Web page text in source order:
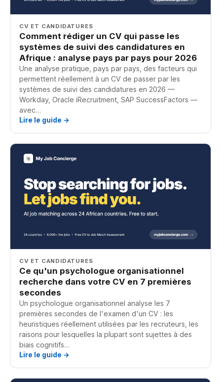
CV ET CANDIDATURES
Comment rédiger un CV qui passe les
systèmes de suivi des candidatures en
Afrique : analyse pays par pays pour 2026
Une analyse pratique, pays par pays, des facteurs qui
permettent réellement à un CV de passer par les
systèmes de suivi des candidatures en 2026 —
Workday, Oracle iRecruitment, SAP SuccessFactors —
avec…
Lire le guide →
CV ET CANDIDATURES
Ce qu'un psychologue organisationnel
recherche dans votre CV en 7 premières
secondes
Un psychologue organisationnel analyse les 7
premières secondes de l'examen d'un CV : les
heuristiques réellement utilisées par les recruteurs, les
raisons pour lesquelles la plupart sont sujettes à des
biais cognitifs…
Lire le guide →